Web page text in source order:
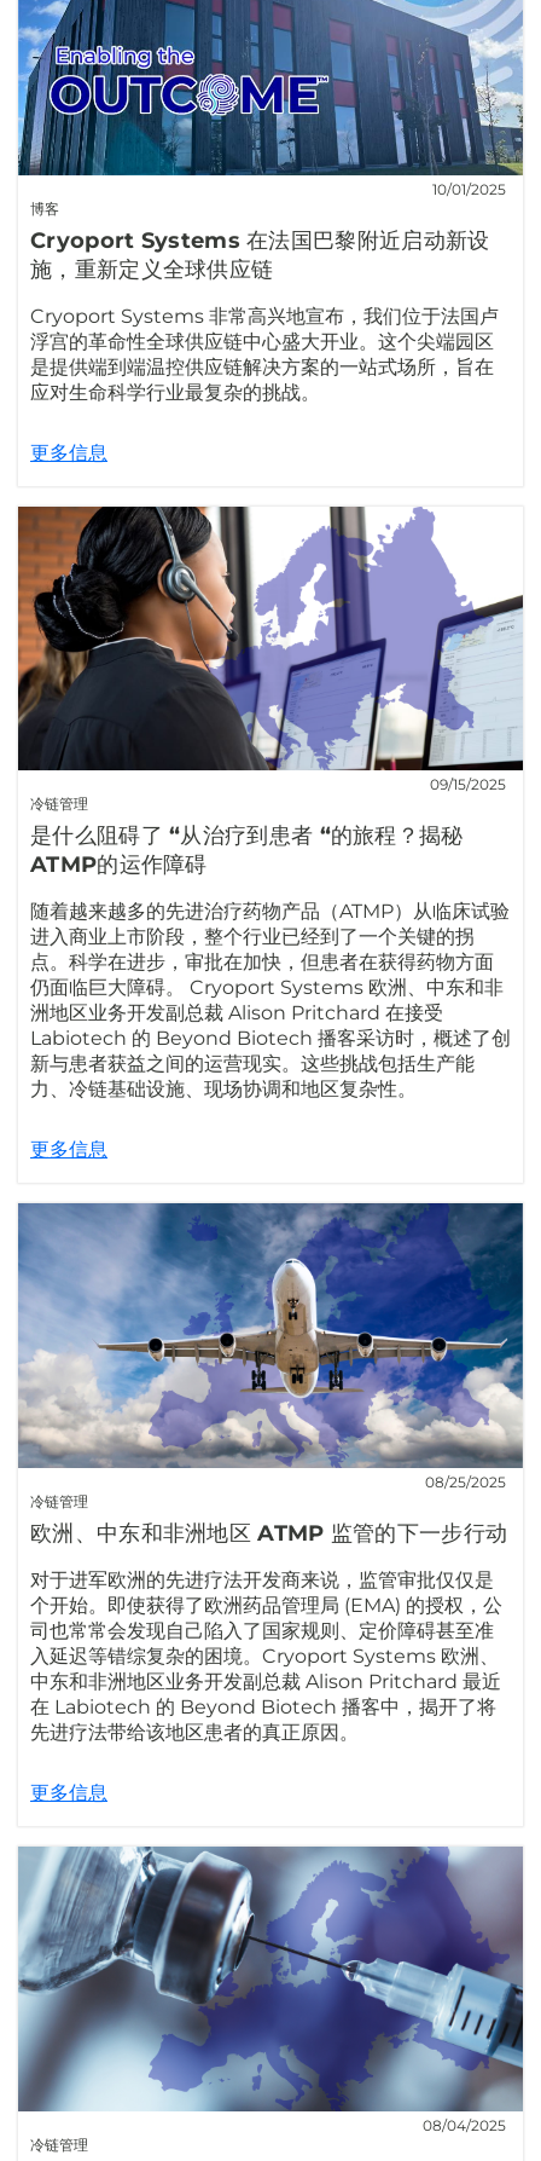
博客
10/01/2025
Cryoport Systems 在法国巴黎附近启动新设
施，重新定义全球供应链
Cryoport Systems 非常高兴地宣布，我们位于法国卢
浮宫的革命性全球供应链中心盛大开业。这个尖端园区
是提供端到端温控供应链解决方案的一站式场所，旨在
应对生命科学行业最复杂的挑战。
更多信息
冷链管理
09/15/2025
是什么阻碍了 “从治疗到患者 “的旅程？揭秘
ATMP的运作障碍
随着越来越多的先进治疗药物产品（ATMP）从临床试验
进入商业上市阶段，整个行业已经到了一个关键的拐
点。科学在进步，审批在加快，但患者在获得药物方面
仍面临巨大障碍。 Cryoport Systems 欧洲、中东和非
洲地区业务开发副总裁 Alison Pritchard 在接受
Labiotech 的 Beyond Biotech 播客采访时，概述了创
新与患者获益之间的运营现实。这些挑战包括生产能
力、冷链基础设施、现场协调和地区复杂性。
更多信息
冷链管理
08/25/2025
欧洲、中东和非洲地区 ATMP 监管的下一步行动
对于进军欧洲的先进疗法开发商来说，监管审批仅仅是
个开始。即使获得了欧洲药品管理局 (EMA) 的授权，公
司也常常会发现自己陷入了国家规则、定价障碍甚至准
入延迟等错综复杂的困境。Cryoport Systems 欧洲、
中东和非洲地区业务开发副总裁 Alison Pritchard 最近
在 Labiotech 的 Beyond Biotech 播客中，揭开了将
先进疗法带给该地区患者的真正原因。
更多信息
冷链管理
08/04/2025